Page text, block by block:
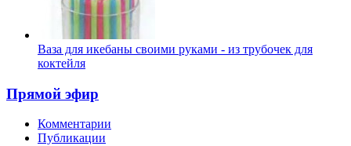
Ваза для икебаны своими руками - из трубочек для
коктейля
Прямой эфир
Комментарии
Публикации